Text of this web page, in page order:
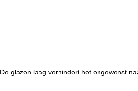
glazen laag verhindert het ongewenst